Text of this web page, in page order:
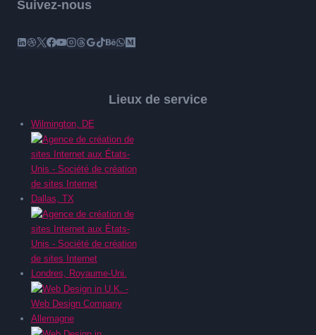
Suivez-nous
Lieux de service
Wilmington, DE
Dallas, TX
Londres, Royaume-Uni.
Allemagne